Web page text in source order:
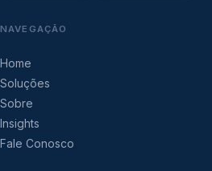
NAVEGAÇÃO
Home
Soluções
Sobre
Insights
Fale Conosco